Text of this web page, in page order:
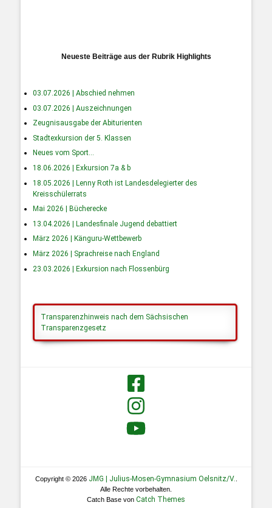
Neueste Beiträge aus der Rubrik Highlights
03.07.2026 | Abschied nehmen
03.07.2026 | Auszeichnungen
Zeugnisausgabe der Abiturienten
Stadtexkursion der 5. Klassen
Neues vom Sport…
18.06.2026 | Exkursion 7a & b
18.05.2026 | Lenny Roth ist Landesdelegierter des
Kreisschülerrats
Mai 2026 | Bücherecke
13.04.2026 | Landesfinale Jugend debattiert
März 2026 | Känguru-Wettbewerb
März 2026 | Sprachreise nach England
23.03.2026 | Exkursion nach Flossenbürg
Transparenzhinweis nach dem Sächsischen
Transparenzgesetz
Copyright © 2026 JMG | Julius-Mosen-Gymnasium Oelsnitz/V.
Alle Rechte vorbehalten.
Catch Base von Catch Themes